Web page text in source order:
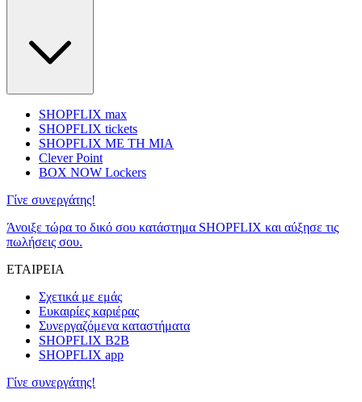
SHOPFLIX max
SHOPFLIX tickets
SHOPFLIX ΜΕ ΤΗ ΜΙΑ
Clever Point
BOX NOW Lockers
Γίνε συνεργάτης!
Άνοιξε τώρα το δικό σου κατάστημα SHOPFLIX και αύξησε τις
πωλήσεις σου.
ΕΤΑΙΡΕΙΑ
Σχετικά με εμάς
Ευκαιρίες καριέρας
Συνεργαζόμενα καταστήματα
SHOPFLIX B2B
SHOPFLIX app
Γίνε συνεργάτης!